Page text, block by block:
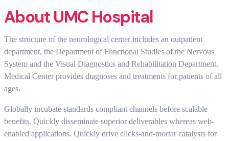
About UMC Hospital
The structure of the neurological center includes an outpatient
department, the Department of Functional Studies of the Nervous
System and the Visual Diagnostics and Rehabilitation Department.
Medical Center provides diagnoses and treatments for patients of all
ages.
Globally incubate standards compliant channels before scalable
benefits. Quickly disseminate superior deliverables whereas web-
enabled applications. Quickly drive clicks-and-mortar catalysts for